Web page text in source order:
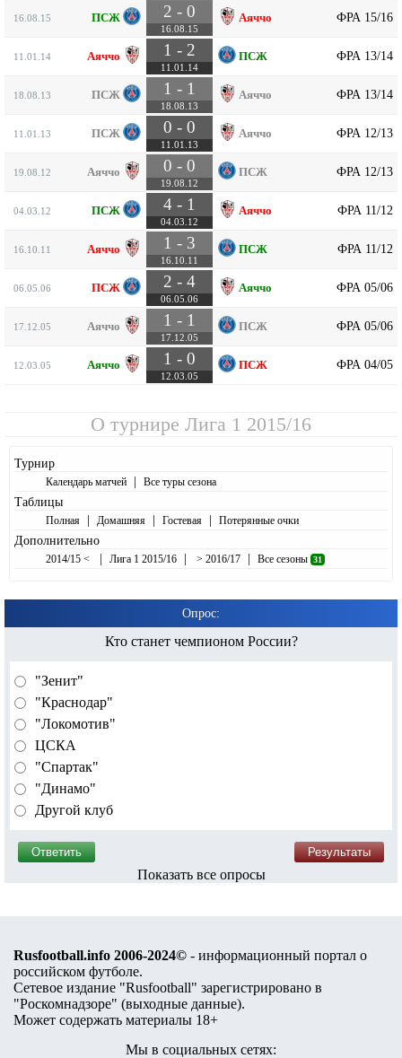
16.08.15 ПСЖ 2 - 0
16.08.15
Аяччо ФРА 15/16
11.01.14 Аяччо 1 - 2
11.01.14
ПСЖ ФРА 13/14
18.08.13 ПСЖ 1 - 1
18.08.13
Аяччо ФРА 13/14
11.01.13 ПСЖ 0 - 0
11.01.13
Аяччо ФРА 12/13
19.08.12 Аяччо 0 - 0
19.08.12
ПСЖ ФРА 12/13
04.03.12 ПСЖ 4 - 1
04.03.12
Аяччо ФРА 11/12
16.10.11 Аяччо 1 - 3
16.10.11
ПСЖ ФРА 11/12
06.05.06 ПСЖ 2 - 4
06.05.06
Аяччо ФРА 05/06
17.12.05 Аяччо 1 - 1
17.12.05
ПСЖ ФРА 05/06
12.03.05 Аяччо 1 - 0
12.03.05
ПСЖ ФРА 04/05
О турнире Лига 1 2015/16
Турнир
Календарь матчей | Все туры сезона
Таблицы
Полная | Домашняя | Гостевая | Потерянные очки
Дополнительно
2014/15 < | Лига 1 2015/16 | > 2016/17 | Все сезоны 31
Опрос:
Кто станет чемпионом России?
"Зенит"
"Краснодар"
"Локомотив"
ЦСКА
"Спартак"
"Динамо"
Другой клуб
Показать все опросы
Rusfootball.info 2006-2024© - информационный портал о
российском футболе.
Сетевое издание "Rusfootball" зарегистрировано в
"Роскомнадзоре" (выходные данные).
Может содержать материалы 18+
Мы в социальных сетях: